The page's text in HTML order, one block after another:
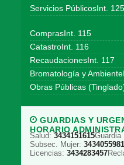
Servicios PúblicosInt. 125
ComprasInt. 115
CatastroInt. 116
RecaudacionesInt. 117
Bromatología y
Obras Públicas
GUARDIAS Y
HORARIO
Salud: 3434151615Guardia
Subsec. Mujer: 3434055981
Licencias: 3434283457